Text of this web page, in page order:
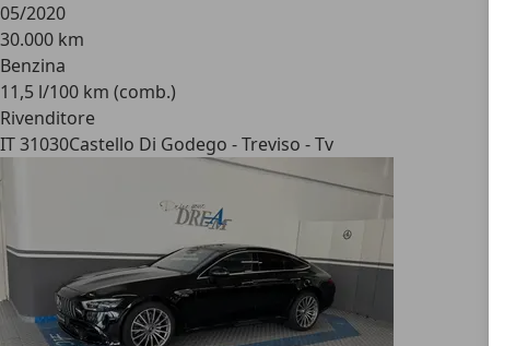
05/2020
30.000 km
Benzina
11,5 l/100 km (comb.)
Rivenditore
IT 31030Castello Di Godego - Treviso - Tv